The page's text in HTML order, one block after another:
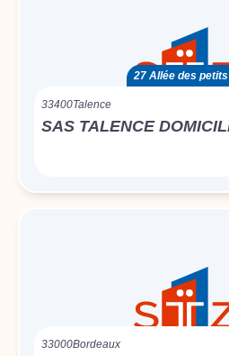
27 Allée des
33400Talence
SAS TALENCE
33000Bordeaux